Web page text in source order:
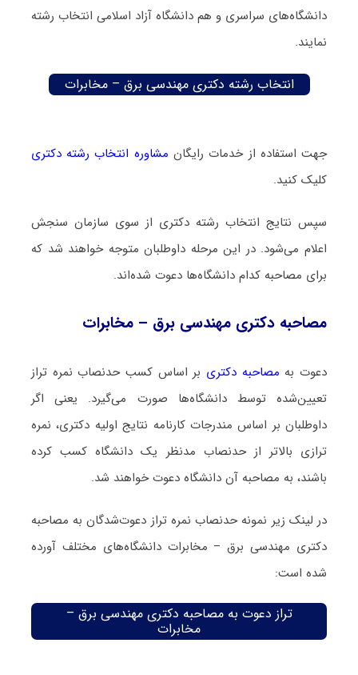
دانشگاه‌های سراسری و هم دانشگاه آزاد اسلامی انتخاب رشته
نمایند.
انتخاب رشته دکتری مهندسی برق – مخابرات
جهت استفاده از خدمات رایگان مشاوره انتخاب رشته دکتری
کلیک کنید.
سپس نتایج انتخاب رشته دکتری از سوی سازمان سنجش
اعلام می‌شود. در این مرحله داوطلبان متوجه خواهند شد که
برای مصاحبه کدام دانشگاه‌ها دعوت شده‌اند.
مصاحبه دکتری مهندسی برق – مخابرات
دعوت به مصاحبه دکتری بر اساس کسب حدنصاب نمره تراز
تعیین‌شده توسط دانشگاه‌ها صورت می‌گیرد. یعنی اگر
داوطلبان بر اساس مندرجات کارنامه نتایج اولیه دکتری، نمره
ترازی بالاتر از حدنصاب مدنظر یک دانشگاه کسب کرده
باشند، به مصاحبه آن دانشگاه دعوت خواهند شد.
در لینک زیر نمونه حدنصاب نمره تراز دعوت‌شدگان به مصاحبه
دکتری مهندسی برق – مخابرات دانشگاه‌های مختلف آورده
شده است:
تراز دعوت به مصاحبه دکتری مهندسی برق –
مخابرات